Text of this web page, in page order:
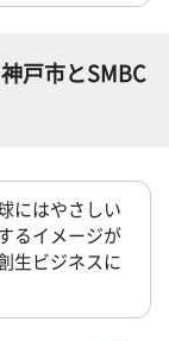
戸市とSMBC
にはやさしい
るイメージが
生ビジネスに